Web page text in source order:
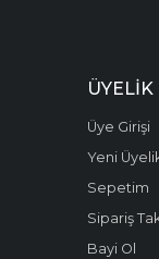
ÜYELIK
Üye Girişi
Yeni
Sepetim
Sipariş
Bayi Ol